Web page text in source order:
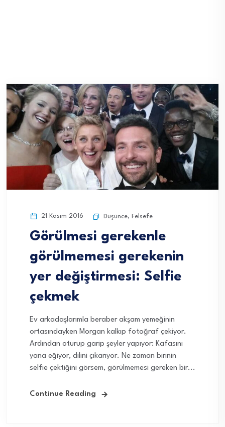
21 Kasım 2016 Düşünce, Felsefe
Görülmesi gerekenle
görülmemesi gerekenin
yer değiştirmesi: Selfie
çekmek
Ev arkadaşlarımla beraber akşam yemeğinin
ortasındayken Morgan kalkıp fotoğraf çekiyor.
Ardından oturup garip şeyler yapıyor: Kafasını
yana eğiyor, dilini çıkarıyor. Ne zaman birinin
selfie çektiğini görsem, görülmemesi gereken bir...
Continue Reading